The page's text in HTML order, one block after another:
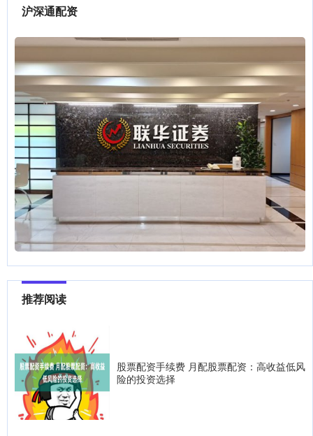
沪深通配资
推荐阅读
股票配资手续费 月配股票配资：高收益低风
险的投资选择